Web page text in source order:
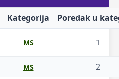
Kategorija Poredak u
MS 1
MS 2